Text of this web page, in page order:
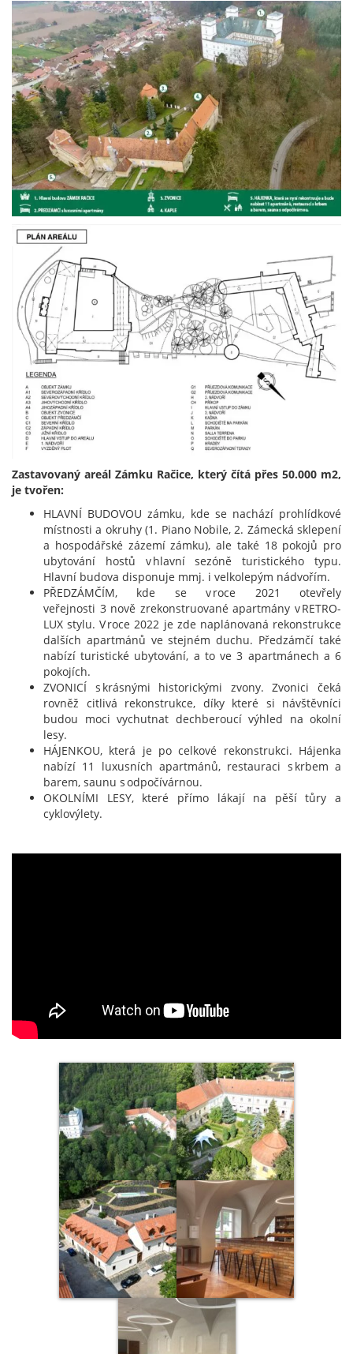
Zastavovaný areál Zámku Račice, který čítá přes 50.000 m2,
je tvořen:
HLAVNÍ BUDOVOU zámku, kde se nachází prohlídkové
místnosti a okruhy (1. Piano Nobile, 2. Zámecká sklepení
a hospodářské zázemí zámku), ale také 18 pokojů pro
ubytování hostů v hlavní sezóně turistického typu.
Hlavní budova disponuje mmj. i velkolepým nádvořím.
PŘEDZÁMČÍM, kde se v roce 2021 otevřely
veřejnosti 3 nově zrekonstruované apartmány v RETRO-
LUX stylu. V roce 2022 je zde naplánovaná rekonstrukce
dalších apartmánů ve stejném duchu. Předzámčí také
nabízí turistické ubytování, a to ve 3 apartmánech a 6
pokojích.
ZVONICÍ s krásnými historickými zvony. Zvonici čeká
rovněž citlivá rekonstrukce, díky které si návštěvníci
budou moci vychutnat dechberoucí výhled na okolní
lesy.
HÁJENKOU, která je po celkové rekonstrukci. Hájenka
nabízí 11 luxusních apartmánů, restauraci s krbem a
barem, saunu s odpočívárnou.
OKOLNÍMI LESY, které přímo lákají na pěší tůry a
cyklovýlety.